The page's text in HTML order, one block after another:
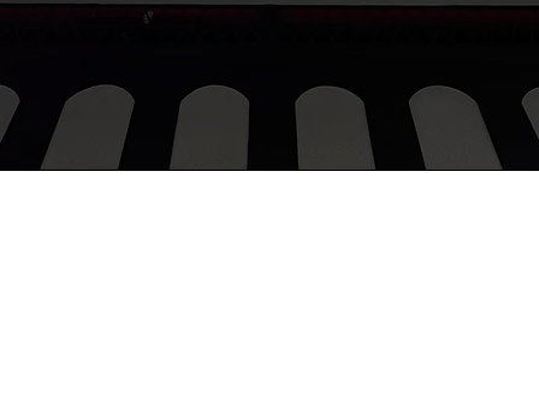
procurementgroovygroup@gmail.com